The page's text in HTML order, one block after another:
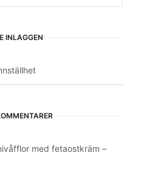
INLÄGGEN
med fetaostkräm –